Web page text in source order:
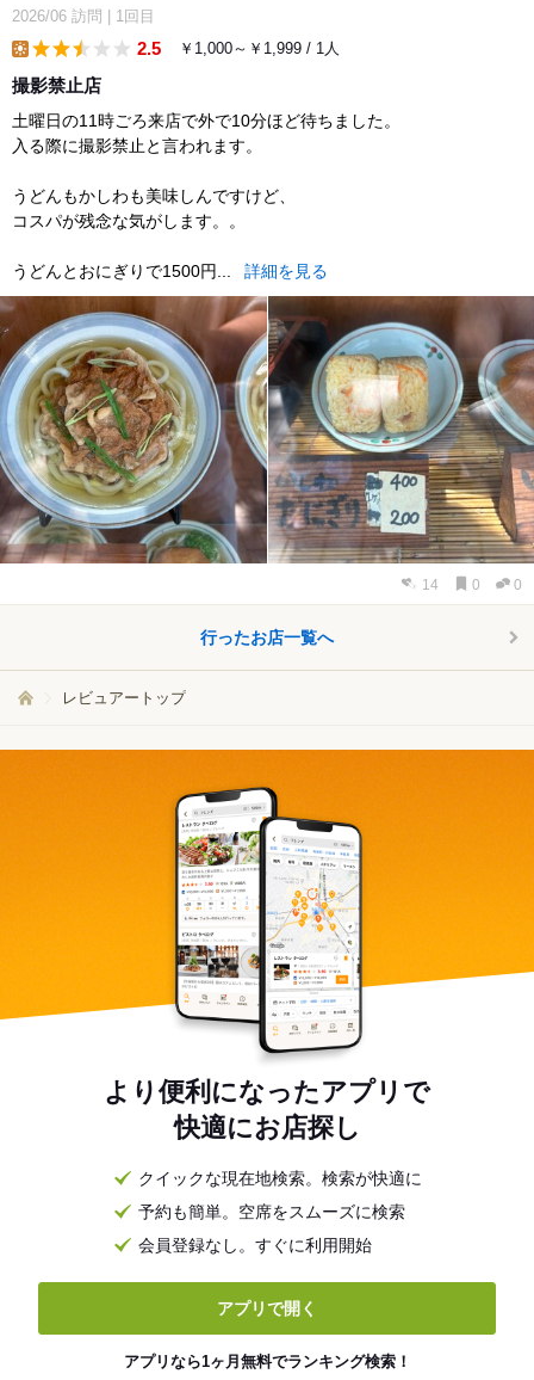
2026/06 訪問 1回目
2.5 ￥1,000～￥1,999 / 1人
撮影禁止店
土曜日の11時ごろ来店で外で10分ほど待ちました。
入る際に撮影禁止と言われます。
うどんもかしわも美味しんですけど、
コスパが残念な気がします。。
うどんとおにぎりで1500円... 詳細を見る
14 0 0
行ったお店一覧へ
レビュアートップ
より便利になったアプリで
快適にお店探し
クイックな現在地検索。検索が快適に
予約も簡単。空席をスムーズに検索
会員登録なし。すぐに利用開始
アプリで開く
アプリなら1ヶ月無料でランキング検索！